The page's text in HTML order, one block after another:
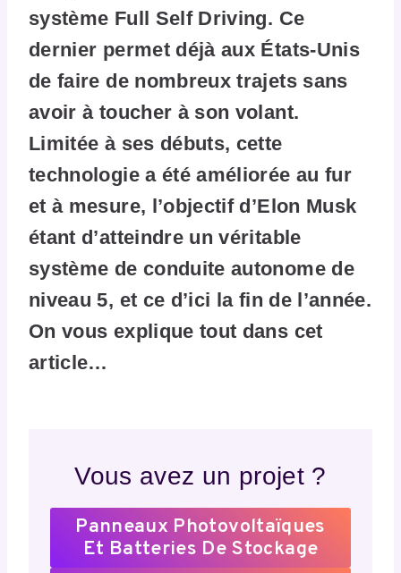
système Full Self Driving. Ce
dernier permet déjà aux États-Unis
de faire de nombreux trajets sans
avoir à toucher à son volant.
Limitée à ses débuts, cette
technologie a été améliorée au fur
et à mesure, l’objectif d’Elon Musk
étant d’atteindre un véritable
système de conduite autonome de
niveau 5, et ce d’ici la fin de l’année.
On vous explique tout dans cet
article…
Vous avez un projet ?
Panneaux Photovoltaïques
Et Batteries De Stockage